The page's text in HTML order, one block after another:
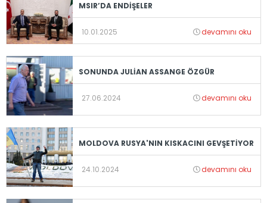
MSIR’DA ENDİŞELER
10.01.2025 devamını oku
SONUNDA JULİAN ASSANGE ÖZGÜR
27.06.2024 devamını oku
MOLDOVA RUSYA'NIN KISKACINI GEVŞETİYOR
24.10.2024 devamını oku